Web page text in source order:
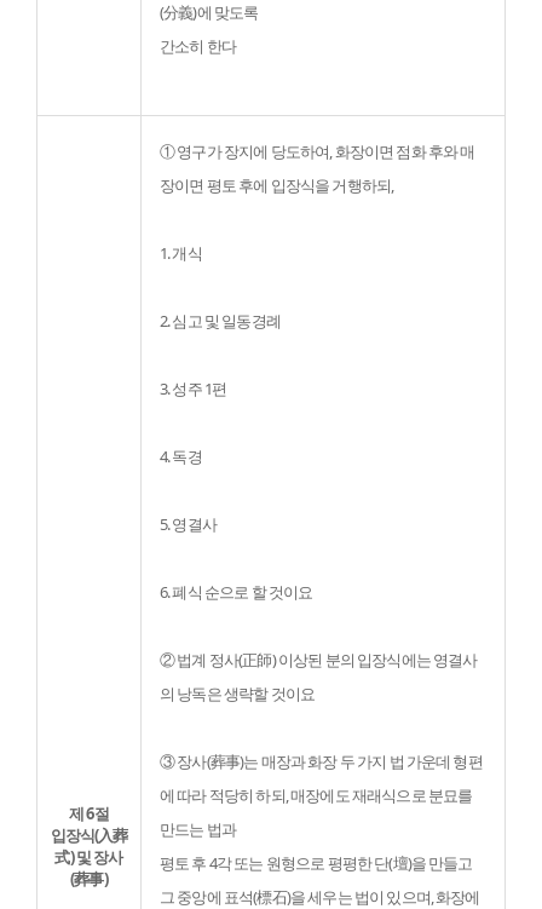
(分義)에 맞도록
간소히 한다
제 6절
입장식(入葬
式) 및 장사
(葬事)
① 영구가 장지에 당도하여, 화장이면 점화 후와 매
장이면 평토 후에 입장식을 거행하되,
1. 개식
2. 심고 및 일동경례
3. 성주 1편
4. 독경
5. 영결사
6. 폐식 순으로 할 것이요
② 법계 정사(正師) 이상된 분의 입장식에는 영결사
의 낭독은 생략할 것이요
③ 장사(葬事)는 매장과 화장 두 가지 법 가운데 형편
에 따라 적당히 하되, 매장에도 재래식으로 분묘를
만드는 법과
평토 후 4각 또는 원형으로 평평한 단(壇)을 만들고
그 중앙에 표석(標石)을 세우는 법이 있으며, 화장에